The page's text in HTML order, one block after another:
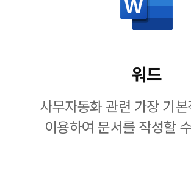
워드
사무자동화 관련 가장 기
이용하여 문서를 작성할